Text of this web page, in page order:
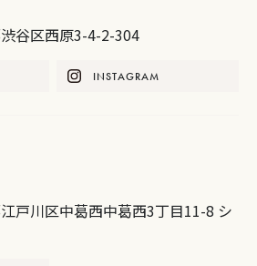
谷区西原3-4-2-304
INSTAGRAM
戸川区中葛西中葛西3丁目11-8 シ